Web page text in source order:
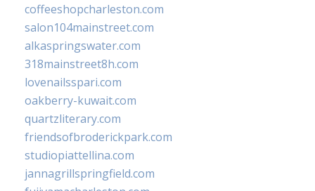
coffeeshopcharleston.com
salon104mainstreet.com
alkaspringswater.com
318mainstreet8h.com
lovenailsspari.com
oakberry-kuwait.com
quartzliterary.com
friendsofbroderickpark.com
studiopiattellina.com
jannagrillspringfield.com